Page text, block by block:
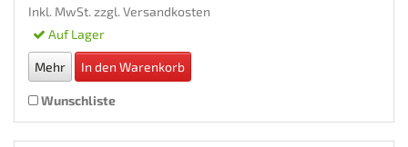
Inkl. MwSt. zzgl. Versandkosten
Auf Lager
Mehr In den Warenkorb
Wunschliste